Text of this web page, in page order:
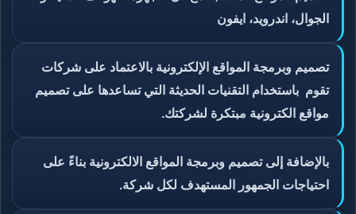
الجوال، اندرويد، ايفون
تصميم وبرمجة المواقع الإلكترونية بالاعتماد على شركات
تقوم باستخدام التقنيات الحديثة التي تساعدها على تصميم
مواقع الكترونية مبتكرة لشركتك.
بالإضافة إلى تصميم وبرمجة المواقع الالكترونية بناءً على
احتياجات الجمهور المستهدف لكل شركة.